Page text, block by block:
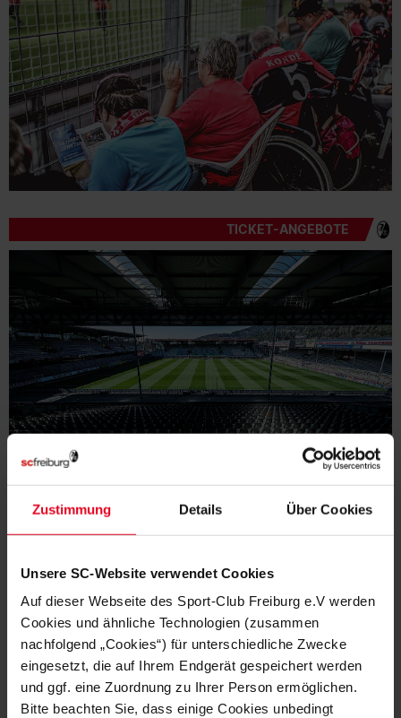
Zustimmung Details Über Cookies
Unsere SC-Website verwendet Cookies
Auf dieser Webseite des Sport-Club Freiburg e.V werden
Cookies und ähnliche Technologien (zusammen
nachfolgend „Cookies“) für unterschiedliche Zwecke
eingesetzt, die auf Ihrem Endgerät gespeichert werden
und ggf. eine Zuordnung zu Ihrer Person ermöglichen.
Bitte beachten Sie, dass einige Cookies unbedingt
TICKET-ANGEBOTE
VIP-/HOSPITALITY-TICKETS